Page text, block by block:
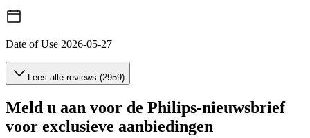
Date of Use 2026-05-27
Lees alle reviews (2959)
Meld u aan voor de Philips-nieuwsbrief
voor exclusieve aanbiedingen